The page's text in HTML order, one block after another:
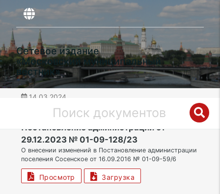
Сетевое издание
«Московский муниципальный
вестник»
14.03.2024
НАО | Поселение Сосенское
Постановление администрации от
29.12.2023 № 01-09-128/23
О внесении изменений в Постановление администрации
поселения Сосенское от 16.09.2016 № 01-09-59/6
Просмотр Загрузка